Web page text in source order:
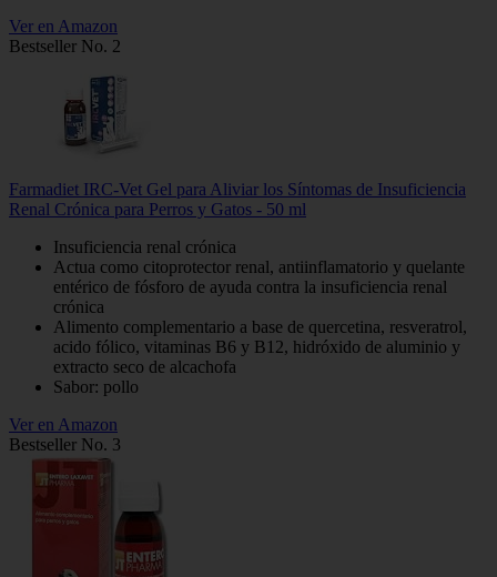
Ver en Amazon
Bestseller No. 2
Farmadiet IRC-Vet Gel para Aliviar los Síntomas de Insuficiencia
Renal Crónica para Perros y Gatos - 50 ml
Insuficiencia renal crónica
Actua como citoprotector renal, antiinflamatorio y quelante
entérico de fósforo de ayuda contra la insuficiencia renal
crónica
Alimento complementario a base de quercetina, resveratrol,
acido fólico, vitaminas B6 y B12, hidróxido de aluminio y
extracto seco de alcachofa
Sabor: pollo
Ver en Amazon
Bestseller No. 3